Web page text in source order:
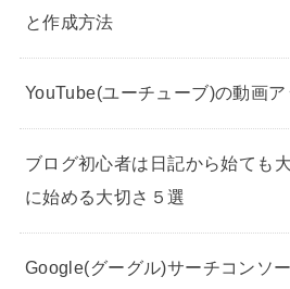
と作成方法
YouTube(ユーチューブ)の動画
ブログ初心者は日記から始ても
に始める大切さ５選
Google(グーグル)サーチコンソ